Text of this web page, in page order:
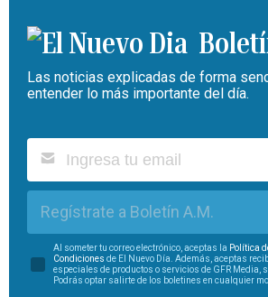
Las noticias explicadas de forma
entender lo más importante del día.
Regístrate a Boletín A.M.
Al someter tu correo electrónico, aceptas la Política
Condiciones de El Nuevo Día. Además, aceptas
especiales de productos o servicios de GFR Media,
Podrás optar salirte de los boletines en cualquier